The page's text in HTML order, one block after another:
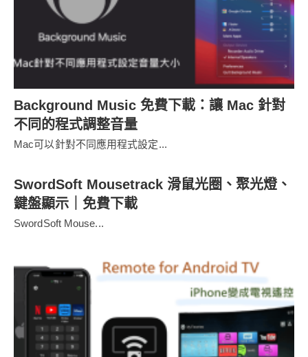
Background Music 免費下載：讓 Mac 針對
不同的程式調整音量
Mac可以針對不同應用程式設定...
SwordSoft Mousetrack 滑鼠光圈、聚光燈、
鍵盤顯示｜免費下載
SwordSoft Mouse...